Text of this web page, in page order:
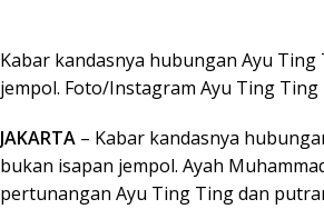
Kabar kandasnya hubungan Ayu
jempol. Foto/Instagram Ayu Ting Ting
JAKARTA – Kabar kandasnya
bukan isapan jempol. Ayah
pertunangan Ayu Ting Ting dan